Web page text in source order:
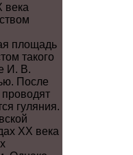
века
площадь
такого
И. В.
После
гуляния.
XX века